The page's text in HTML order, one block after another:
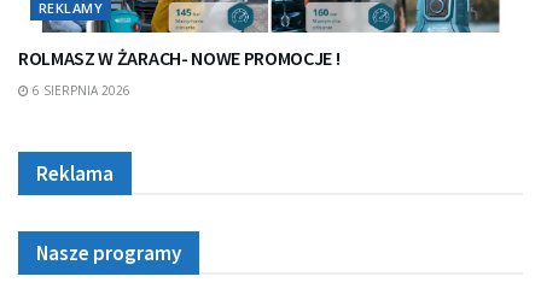
REKLAMY
ROLMASZ W ŻARACH- NOWE PROMOCJE !
6 SIERPNIA 2026
Reklama
Nasze programy